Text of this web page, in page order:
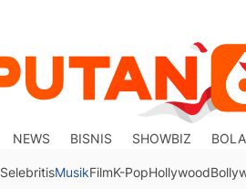
NEWS BISNIS SHOWBIZ BOLA
SelebritisMusikFilmK-PopHollywood